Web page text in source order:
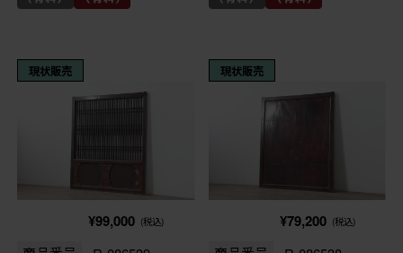
現状販売
¥99,000 (税込)
現状販売
¥79,200 (税込)